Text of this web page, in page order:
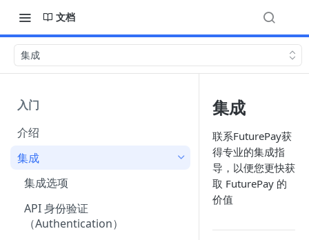
文档
集成
入门
介绍
集成
集成选项
API 身份验证
（Authentication）
集成
联系FuturePay获
得专业的集成指
导，以便您更快获
取 FuturePay 的
价值